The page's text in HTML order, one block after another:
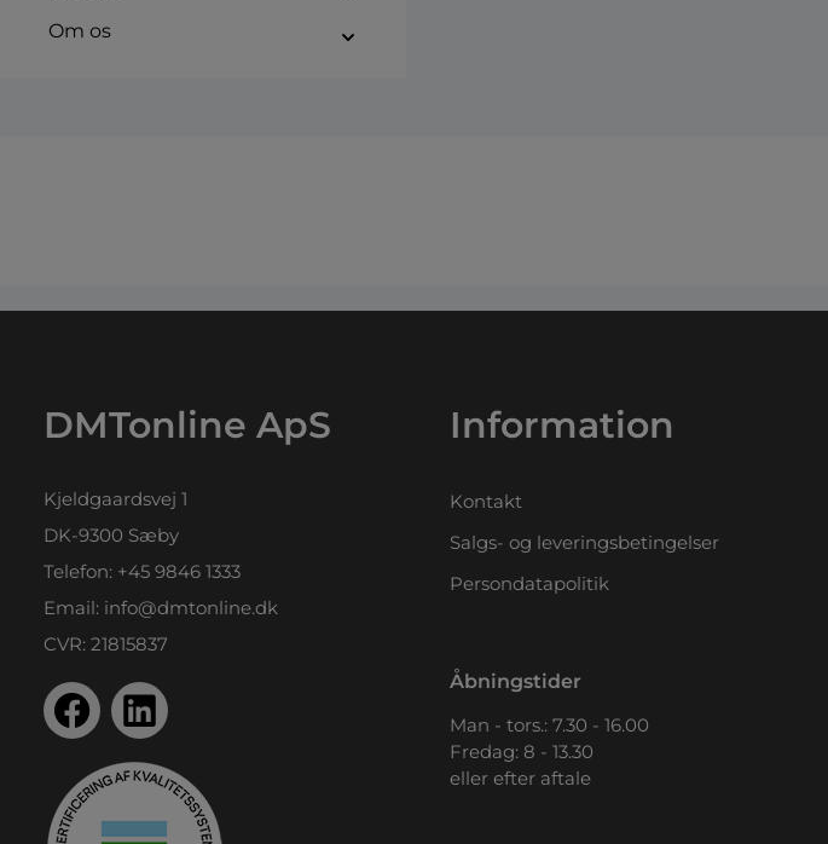
Om os
DMTonline ApS
Kjeldgaardsvej 1
DK-9300 Sæby
Telefon: +45 9846 1333
Email: info@dmtonline.dk
CVR: 21815837
Information
Kontakt
Salgs- og leveringsbetingelser
Persondatapolitik
Åbningstider
Man - tors.: 7.30 - 16.00
Fredag: 8 - 13.30
eller efter aftale